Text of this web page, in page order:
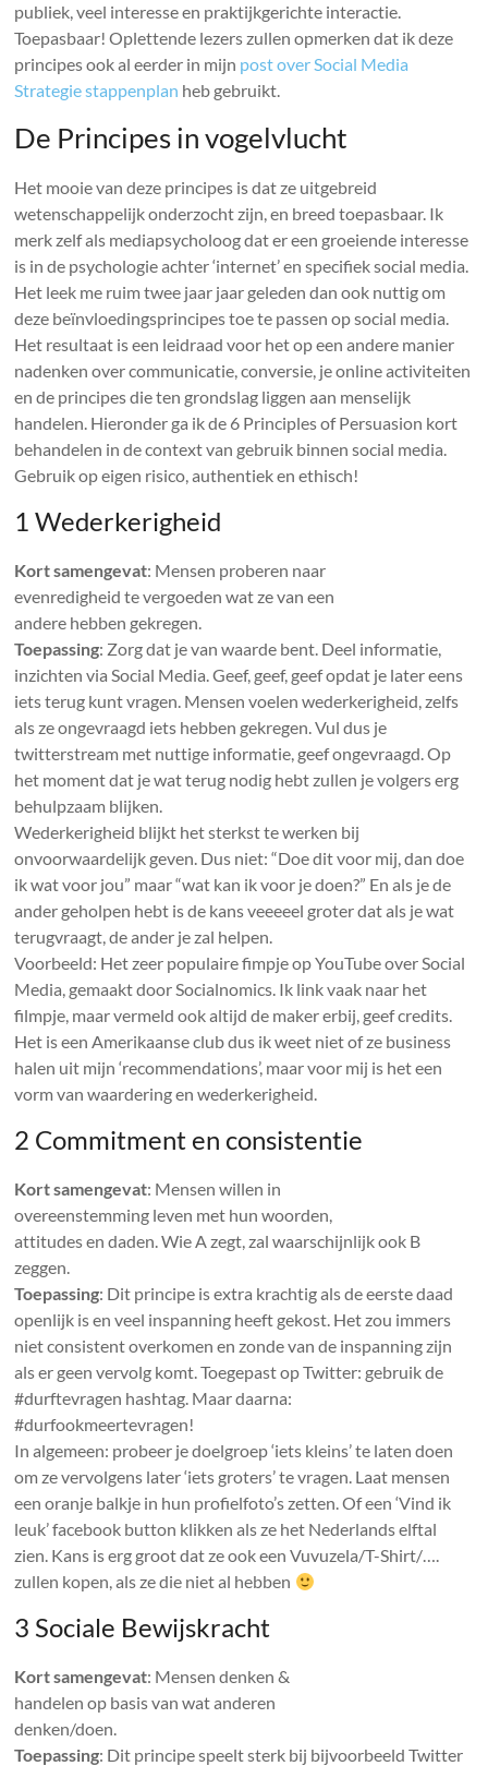
publiek, veel interesse en praktijkgerichte interactie.
Toepasbaar! Oplettende lezers zullen opmerken dat ik deze
principes ook al eerder in mijn post over Social Media
Strategie stappenplan heb gebruikt.
De Principes in vogelvlucht
Het mooie van deze principes is dat ze uitgebreid
wetenschappelijk onderzocht zijn, en breed toepasbaar. Ik
merk zelf als mediapsycholoog dat er een groeiende interesse
is in de psychologie achter ‘internet’ en specifiek social media.
Het leek me ruim twee jaar jaar geleden dan ook nuttig om
deze beïnvloedingsprincipes toe te passen op social media.
Het resultaat is een leidraad voor het op een andere manier
nadenken over communicatie, conversie, je online activiteiten
en de principes die ten grondslag liggen aan menselijk
handelen. Hieronder ga ik de 6 Principles of Persuasion kort
behandelen in de context van gebruik binnen social media.
Gebruik op eigen risico, authentiek en ethisch!
1 Wederkerigheid
Kort samengevat: Mensen proberen naar
evenredigheid te vergoeden wat ze van een
andere hebben gekregen.
Toepassing: Zorg dat je van waarde bent. Deel informatie,
inzichten via Social Media. Geef, geef, geef opdat je later eens
iets terug kunt vragen. Mensen voelen wederkerigheid, zelfs
als ze ongevraagd iets hebben gekregen. Vul dus je
twitterstream met nuttige informatie, geef ongevraagd. Op
het moment dat je wat terug nodig hebt zullen je volgers erg
behulpzaam blijken.
Wederkerigheid blijkt het sterkst te werken bij
onvoorwaardelijk geven. Dus niet: “Doe dit voor mij, dan doe
ik wat voor jou” maar “wat kan ik voor je doen?” En als je de
ander geholpen hebt is de kans veeeeel groter dat als je wat
terugvraagt, de ander je zal helpen.
Voorbeeld: Het zeer populaire fimpje op YouTube over Social
Media, gemaakt door Socialnomics. Ik link vaak naar het
filmpje, maar vermeld ook altijd de maker erbij, geef credits.
Het is een Amerikaanse club dus ik weet niet of ze business
halen uit mijn ‘recommendations’, maar voor mij is het een
vorm van waardering en wederkerigheid.
2 Commitment en consistentie
Kort samengevat: Mensen willen in
overeenstemming leven met hun woorden,
attitudes en daden. Wie A zegt, zal waarschijnlijk ook B
zeggen.
Toepassing: Dit principe is extra krachtig als de eerste daad
openlijk is en veel inspanning heeft gekost. Het zou immers
niet consistent overkomen en zonde van de inspanning zijn
als er geen vervolg komt. Toegepast op Twitter: gebruik de
#durftevragen hashtag. Maar daarna:
#durfookmeertevragen!
In algemeen: probeer je doelgroep ‘iets kleins’ te laten doen
om ze vervolgens later ‘iets groters’ te vragen. Laat mensen
een oranje balkje in hun profielfoto’s zetten. Of een ‘Vind ik
leuk’ facebook button klikken als ze het Nederlands elftal
zien. Kans is erg groot dat ze ook een Vuvuzela/T-Shirt/….
zullen kopen, als ze die niet al hebben
3 Sociale Bewijskracht
Kort samengevat: Mensen denken &
handelen op basis van wat anderen
denken/doen.
Toepassing: Dit principe speelt sterk bij bijvoorbeeld Twitter